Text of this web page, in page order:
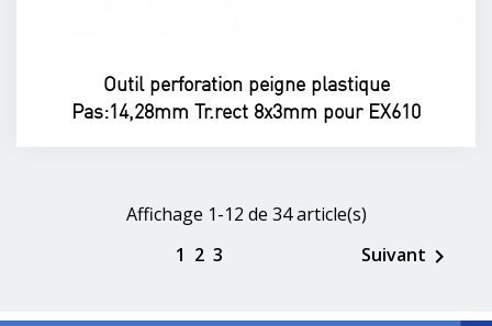
Outil perforation peigne plastique
Pas:14,28mm Tr.rect 8x3mm pour EX610
Affichage 1-12 de 34 article(s)
1 2 3 Suivant 